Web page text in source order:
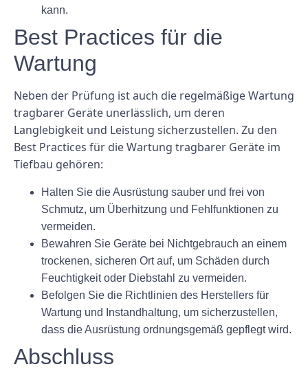
kann.
Best Practices für die
Wartung
Neben der Prüfung ist auch die regelmäßige Wartung
tragbarer Geräte unerlässlich, um deren
Langlebigkeit und Leistung sicherzustellen. Zu den
Best Practices für die Wartung tragbarer Geräte im
Tiefbau gehören:
Halten Sie die Ausrüstung sauber und frei von
Schmutz, um Überhitzung und Fehlfunktionen zu
vermeiden.
Bewahren Sie Geräte bei Nichtgebrauch an einem
trockenen, sicheren Ort auf, um Schäden durch
Feuchtigkeit oder Diebstahl zu vermeiden.
Befolgen Sie die Richtlinien des Herstellers für
Wartung und Instandhaltung, um sicherzustellen,
dass die Ausrüstung ordnungsgemäß gepflegt wird.
Abschluss